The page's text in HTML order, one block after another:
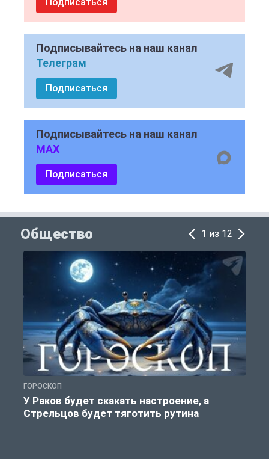
Подписывайтесь на наш канал
Телеграм
Подписаться
Подписывайтесь на наш канал
MAX
Подписаться
Общество 1 из 12
ГОРОСКОП
У Раков будет скакать настроение, а
Стрельцов будет тяготить рутина